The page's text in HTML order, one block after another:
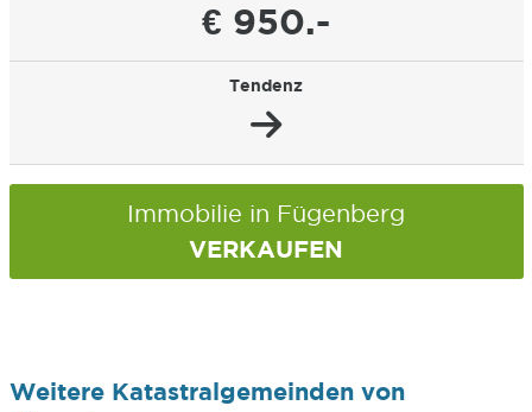
€ 950.-
Tendenz
Immobilie in Fügenberg
VERKAUFEN
Weitere Katastralgemeinden von